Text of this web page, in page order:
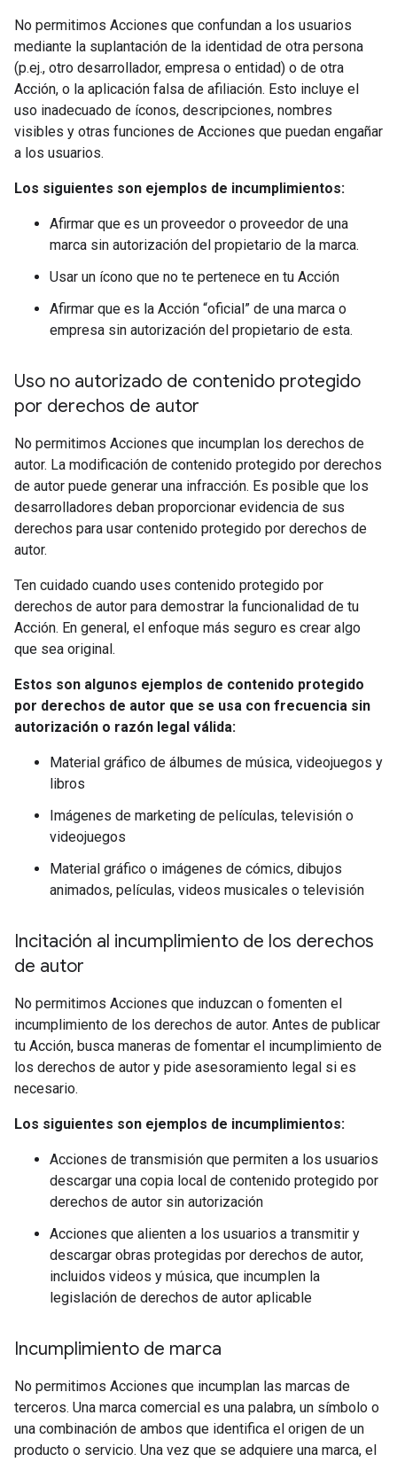
No permitimos Acciones que confundan a los usuarios
mediante la suplantación de la identidad de otra persona
(p.ej., otro desarrollador, empresa o entidad) o de otra
Acción, o la aplicación falsa de afiliación. Esto incluye el
uso inadecuado de íconos, descripciones, nombres
visibles y otras funciones de Acciones que puedan engañar
a los usuarios.
Los siguientes son ejemplos de incumplimientos:
Afirmar que es un proveedor o proveedor de una
marca sin autorización del propietario de la marca.
Usar un ícono que no te pertenece en tu Acción
Afirmar que es la Acción “oficial” de una marca o
empresa sin autorización del propietario de esta.
Uso no autorizado de contenido protegido
por derechos de autor
No permitimos Acciones que incumplan los derechos de
autor. La modificación de contenido protegido por derechos
de autor puede generar una infracción. Es posible que los
desarrolladores deban proporcionar evidencia de sus
derechos para usar contenido protegido por derechos de
autor.
Ten cuidado cuando uses contenido protegido por
derechos de autor para demostrar la funcionalidad de tu
Acción. En general, el enfoque más seguro es crear algo
que sea original.
Estos son algunos ejemplos de contenido protegido
por derechos de autor que se usa con frecuencia sin
autorización o razón legal válida:
Material gráfico de álbumes de música, videojuegos y
libros
Imágenes de marketing de películas, televisión o
videojuegos
Material gráfico o imágenes de cómics, dibujos
animados, películas, videos musicales o televisión
Incitación al incumplimiento de los derechos
de autor
No permitimos Acciones que induzcan o fomenten el
incumplimiento de los derechos de autor. Antes de publicar
tu Acción, busca maneras de fomentar el incumplimiento de
los derechos de autor y pide asesoramiento legal si es
necesario.
Los siguientes son ejemplos de incumplimientos:
Acciones de transmisión que permiten a los usuarios
descargar una copia local de contenido protegido por
derechos de autor sin autorización
Acciones que alienten a los usuarios a transmitir y
descargar obras protegidas por derechos de autor,
incluidos videos y música, que incumplen la
legislación de derechos de autor aplicable
Incumplimiento de marca
No permitimos Acciones que incumplan las marcas de
terceros. Una marca comercial es una palabra, un símbolo o
una combinación de ambos que identifica el origen de un
producto o servicio. Una vez que se adquiere una marca, el